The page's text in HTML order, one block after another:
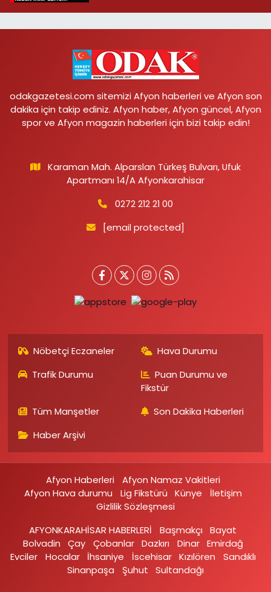
odakgazetesi.com sitemizi Afyon haberleri ve Afyon son
dakika için takip ediniz. Afyon haber, Afyon güncel, Afyon
spor ve Afyon magazin haberleri için bizi takip edin!
Karaman Mah. Alparslan Türkeş Bulvarı, Ufuk
Apartmanı 14/A Afyonkarahisar
0272 212 21 00
[email protected]
Nöbetçi Eczaneler
Hava Durumu
Trafik Durumu
Puan Durumu ve
Fikstür
Tüm Manşetler
Son Dakika Haberleri
Haber Arşivi
Afyon Haberleri
Afyon Namaz Vakitleri
Afyon Hava durumu
Lig Fikstürü Künye
İletişim
Gizlilik Sözleşmesi
AFYONKARAHİSAR HABERLERİ
Başmakçı
Bayat
Bolvadin
Çay Çobanlar Dazkırı Dinar Emirdağ‎
Evciler‎
Hocalar İhsaniye‎ İscehisar Kızılören‎
Sandıklı‎
Sinanpaşa
Şuhut Sultandağı